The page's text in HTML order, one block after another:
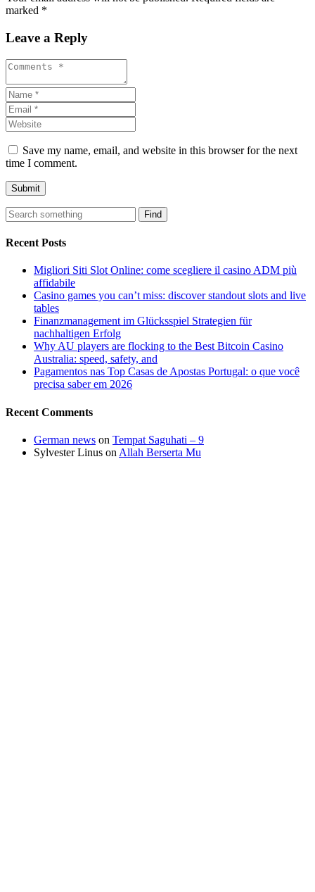
marked *
Leave a Reply
Save my name, email, and website in this browser for the next
time I comment.
Find
Recent Posts
Migliori Siti Slot Online: come scegliere il casino ADM più
affidabile
Casino games you can’t miss: discover standout slots and live
tables
Finanzmanagement im Glücksspiel Strategien für
nachhaltigen Erfolg
Why AU players are flocking to the Best Bitcoin Casino
Australia: speed, safety, and
Pagamentos nas Top Casas de Apostas Portugal: o que você
precisa saber em 2026
Recent Comments
German news on Tempat Saguhati – 9
Sylvester Linus on Allah Berserta Mu